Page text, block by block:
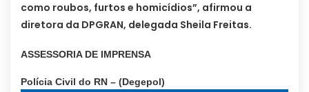
como roubos, furtos e homicídios”, afirmou a
diretora da DPGRAN, delegada Sheila Freitas.
ASSESSORIA DE IMPRENSA
Polícia Civil do RN – (Degepol)